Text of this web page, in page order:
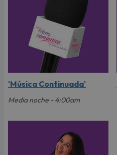
'Música Continuada'
Media noche - 4:00am